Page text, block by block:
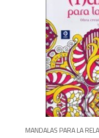
MANDALAS PARA LA